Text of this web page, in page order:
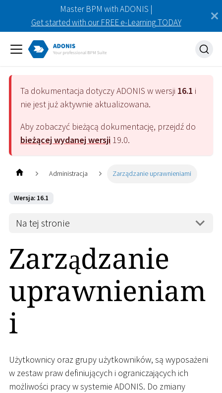
Master BPM with ADONIS |
Get started with our FREE e-Learning TODAY
Ta dokumentacja dotyczyADONIS w wersji 16.1 i
nie jest już aktywnie aktualizowana.
Aby zobaczyć bieżącą dokumentację, przejdź do
bieżącej wydanej wersji 19.0.
Administracja Zarządzanie uprawnieniami
Wersja: 16.1
Na tej stronie
Zarządzanie
uprawnieniam
i
Użytkownicy oraz grupy użytkowników, są wyposażeni
w zestaw praw definiujących i ograniczających ich
możliwości pracy w systemie ADONIS. Do zmiany